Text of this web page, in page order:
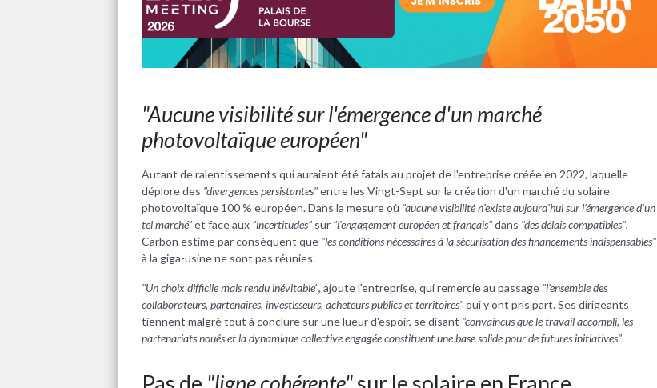
"Aucune visibilité sur l'émergence d'un marché
photovoltaïque européen"
Autant de ralentissements qui auraient été fatals au projet de l'entreprise créée en 2022, laquelle
déplore des "divergences persistantes"entre les Vingt-Sept sur la création d'un marché du solaire
photovoltaïque 100 % européen. Dans la mesure où "aucune visibilité n'existe aujourd'hui sur l'émergence d'un
tel marché"et face aux "incertitudes" sur "l'engagement européen et français"dans "des délais compatibles",
Carbon estime par conséquent que "les conditions nécessaires à la sécurisation des financements indispensables"
à la giga-usine ne sont pas réunies.
"Un choix difficile mais rendu inévitable", ajoute l'entreprise, qui remercie au passage "l'ensemble des
collaborateurs, partenaires, investisseurs, acheteurs publics et territoires"qui y ont pris part. Ses dirigeants
tiennent malgré tout à conclure sur une lueur d'espoir, se disant "convaincus que le travail accompli, les
partenariats noués et la dynamique collective engagée constituent une base solide pour de futures initiatives".
Pas de "ligne cohérente"sur le solaire en France